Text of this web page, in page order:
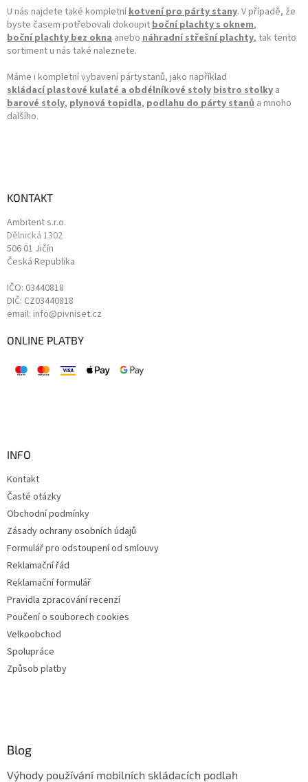
U nás najdete také kompletníkotvení pro párty stany. V případě, že
byste časem potřebovali dokoupitboční plachty s oknem,
boční plachty bez okna anebo náhradní střešní plachty, tak tento
sortiment u nás také naleznete.
Máme i kompletní vybavení pártystanů, jako například
skládací plastové kulaté a obdélníkové stolybistro stolky a
barové stoly, plynová topidla, podlahu do párty stanů a mnoho
dalšího.
KONTAKT
Ambitent s.r.o.
Dělnická 1302
506 01 Jičín
Česká Republika
IČO: 03440818
DIČ: CZ03440818
email: info@pivniset.cz
ONLINE PLATBY
INFO
Kontakt
Časté otázky
Obchodní podmínky
Zásady ochrany osobních údajů
Formulář pro odstoupení od smlouvy
Reklamační řád
Reklamační formulář
Pravidla zpracování recenzí
Poučení o souborech cookies
Velkoobchod
Spolupráce
Způsob platby
Blog
Výhody používání mobilních skládacích podlah